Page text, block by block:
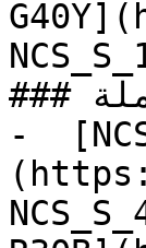
### المكملة
-